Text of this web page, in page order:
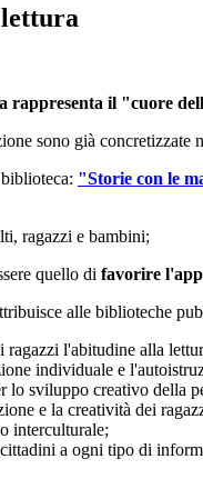
rappresenta il "cuore
sono già concretizzate
"Storie con le
ragazzi e bambini;
quello di favorire
alle biblioteche
ragazzi l'abitudine alla
individuale e
lo sviluppo creativo della
e la creatività dei
interculturale;
a ogni tipo di